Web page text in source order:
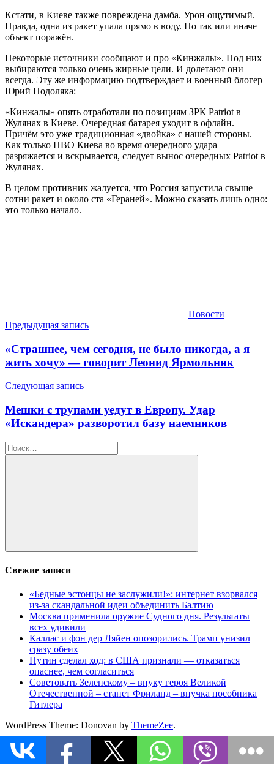
Кстати, в Киеве также повреждена дамба. Урон ощутимый.
Правда, одна из ракет упала прямо в воду. Но так или иначе
объект поражён.
Некоторые источники сообщают и про «Кинжалы». Под них
выбираются только очень жирные цели. И долетают они
всегда. Эту же информацию подтверждает и военный блогер
Юрий Подоляка:
«Кинжалы» опять отработали по позициям ЗРК Patriot в
Жулянах в Киеве. Очередная батарея уходит в офлайн.
Причём это уже традиционная «двойка» с нашей стороны.
Как только ПВО Киева во время очередного удара
разряжается и вскрывается, следует вынос очередных Patriot в
Жулянах.
В целом противник жалуется, что Россия запустила свыше
сотни ракет и около ста «Гераней». Можно сказать лишь одно:
это только начало.
Новости
Навигация
по
записям
Предыдущая запись
«Страшнее, чем сегодня, не было никогда, а я
жить хочу» — говорит Леонид Ярмольник
Следующая запись
Мешки с трупами уедут в Европу. Удар
«Искандера» разворотил базу наемников
Найти:
Поиск
Свежие записи
«Бедные эстонцы не заслужили!»: интернет взорвался
из-за скандальной идеи объединить Балтию
Москва применила оружие Судного дня. Результаты
всех удивили
Каллас и фон дер Ляйен опозорились. Трамп унизил
сразу обеих
Путин сделал ход: в США признали — отказаться
опаснее, чем согласиться
Советовать Зеленскому – внуку героя Великой
Отечественной – станет Фриланд – внучка пособника
Гитлера
WordPress Theme: Donovan by ThemeZee.